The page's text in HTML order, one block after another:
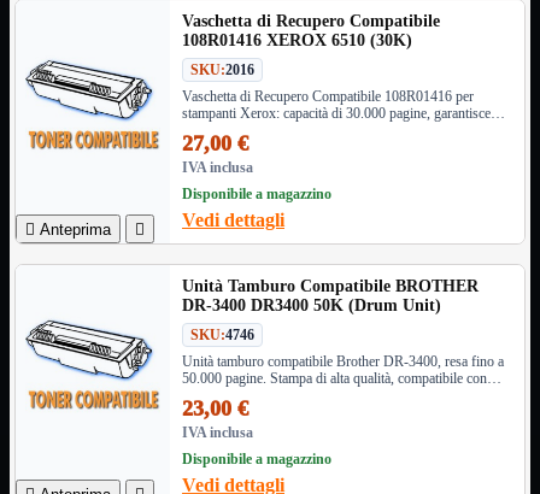
CDROM to Hard Disk
IDE to SATA
m2 to SATA
NVMe to MacBook
NVMe to PCIe
NVMe to USB3
Parallela to Seriale
PS2
Seriale to Parallela
Switch USB2
USB
USB Type-C
USB2 Interni
USB3 Interni
VGA to LAN
LaboratorioMostra tutti i prodotti
Alimentazione
Cavi Test
Colla
Detergenti
Magnetizzatori
Misuratori
 Anteprima 
Vaschetta di Recupero Compatibile
108R01416 XEROX 6510 (30K)
SKU:2016
Vaschetta di Recupero Compatibile 108R01416 per
stampanti Xerox: capacità di 30.000 pagine, garantisce
27,00 €
IVA inclusa
Disponibile a magazzino
Vedi dettagli
Unità Tamburo Compatibile BROTHER
DR-3400 DR3400 50K (Drum Unit)
SKU:4746
Unità tamburo compatibile Brother DR-3400, resa fino a
50.000 pagine. Stampa di alta qualità, compatibile con
23,00 €
IVA inclusa
Disponibile a magazzino
Vedi dettagli